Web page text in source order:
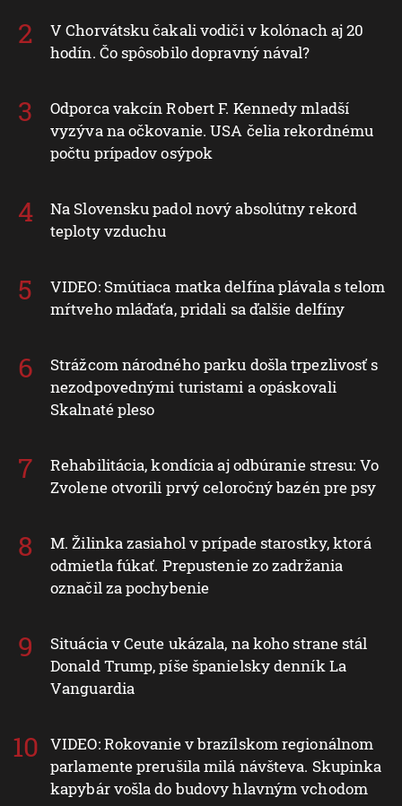
V Chorvátsku čakali vodiči v kolónach aj 20
hodín. Čo spôsobilo dopravný nával?
Odporca vakcín Robert F. Kennedy mladší
vyzýva na očkovanie. USA čelia rekordnému
počtu prípadov osýpok
Na Slovensku padol nový absolútny rekord
teploty vzduchu
VIDEO: Smútiaca matka delfína plávala s telom
mŕtveho mláďaťa, pridali sa ďalšie delfíny
Strážcom národného parku došla trpezlivosť s
nezodpovednými turistami a opáskovali
Skalnaté pleso
Rehabilitácia, kondícia aj odbúranie stresu: Vo
Zvolene otvorili prvý celoročný bazén pre psy
M. Žilinka zasiahol v prípade starostky, ktorá
odmietla fúkať. Prepustenie zo zadržania
označil za pochybenie
Situácia v Ceute ukázala, na koho strane stál
Donald Trump, píše španielsky denník La
Vanguardia
VIDEO: Rokovanie v brazílskom regionálnom
parlamente prerušila milá návšteva. Skupinka
kapybár vošla do budovy hlavným vchodom